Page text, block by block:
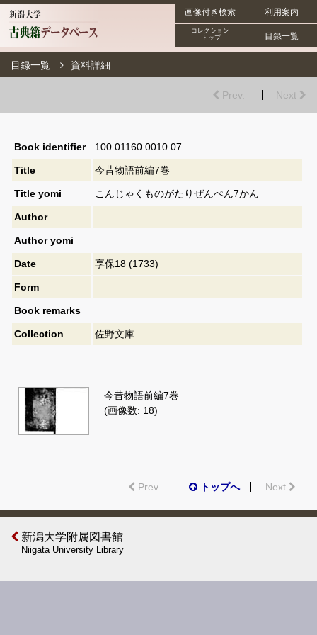
利用案内
画像付き検索
目録一覧
コレクション
トップ
目録一覧 資料詳細
Prev. Next
Book identifier 100.01160.0010.07
Title 今昔物語前編7巻
Title yomi こんじゃくものがたりぜんぺん7かん
Author
Author yomi
Date 享保18 (1733)
Form
Book remarks
Collection 佐野文庫
今昔物語前編7巻
(画像数: 18)
Prev. トップへ Next
新潟大学附属図書館
Niigata University Library